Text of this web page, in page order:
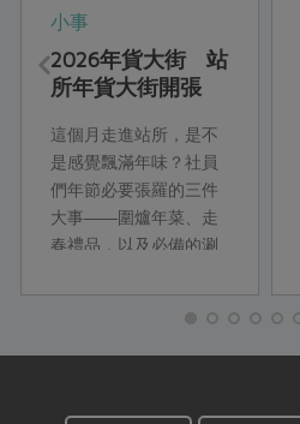
小事
2026年貨大街 站
所年貨大街開張
這個月走進站所，是不
是感覺飄滿年味？社員
們年節必要張羅的三件
大事――圍爐年菜、走
春禮品，以及必備的涮
主婦聯盟合作社產品部
精心策畫，串連在地農
產、惜食理念與世代記